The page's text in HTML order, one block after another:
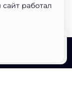
работал